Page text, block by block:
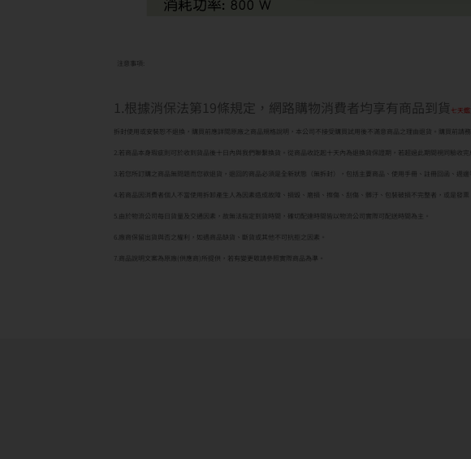
注意事項:
1.根據消保法第19條規定，網路購物消費者均享有商品到貨 七天鑑
拆封使用或安裝恕不退換，購買前應詳閱原廠之商品規格說明，本公司不接受購買試用後不滿意商品之理由退貨。購買前請
2.若商品本身瑕疵則可於收到貨品後十日內與我們聯繫換貨。從商品收訖起十天內為退換貨保證期，若超過此期間視同驗收完
3.若您所訂購之商品無問題而您欲退貨，退回的商品必須是全新狀態（無拆封），包括主要商品、使用手冊、註冊回函、週邊
4.若商品因消費者個人不當使用拆卸產生人為因素造成故障、損毀、磨損、擦傷、刮傷、髒汙、包裝破損不完整者，或是發票
5.由於物流公司每日貨量及交通因素，故無法指定到貨時間，確切配達時間皆以物流公司實際可配送時間為主。
6.廠商保留出貨與否之權利，如遇商品缺貨、斷貨或其他不可抗拒之因素。
7.商品說明文案為原廠(供應商)所提供，若有變更敬請參照實際商品為準。